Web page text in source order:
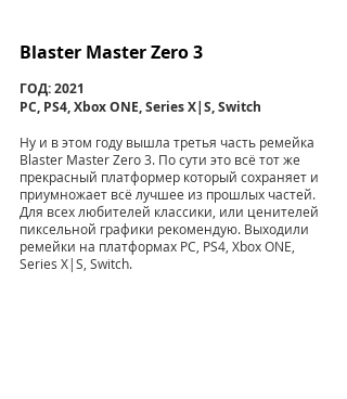
Blaster Master Zero 3
ГОД: 2021
PC, PS4, Xbox ONE, Series X|S, Switch
Ну и в этом году вышла третья часть ремейка
Blaster Master Zero 3. По сути это всё тот же
прекрасный платформер который сохраняет и
приумножает всё лучшее из прошлых частей.
Для всех любителей классики, или ценителей
пиксельной графики рекомендую. Выходили
ремейки на платформах PC, PS4, Xbox ONE,
Series X|S, Switch.